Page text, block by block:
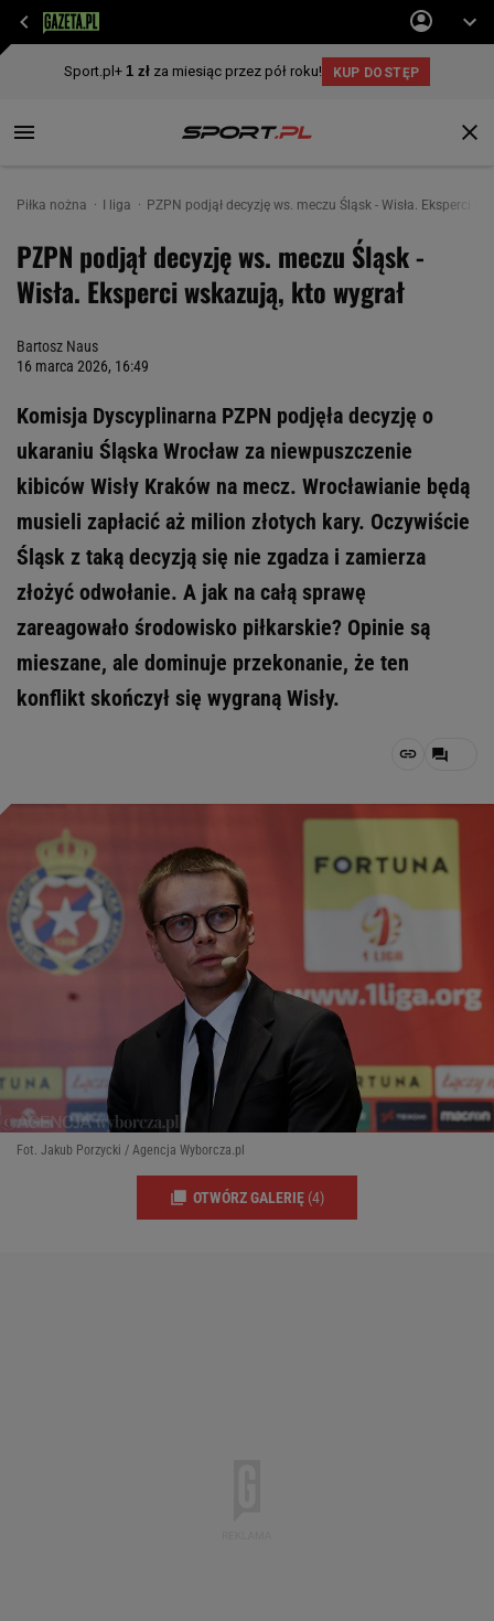
Piłka nożna I liga PZPN podjął decyzję ws. meczu Śląsk - Wisła. Eksperci
PZPN podjął decyzję ws. meczu Śląsk -
Wisła. Eksperci wskazują, kto wygrał
Bartosz Naus
16 marca 2026, 16:49
Komisja Dyscyplinarna PZPN podjęła decyzję o
ukaraniu Śląska Wrocław za niewpuszczenie
kibiców Wisły Kraków na mecz. Wrocławianie będą
musieli zapłacić aż milion złotych kary. Oczywiście
Śląsk z taką decyzją się nie zgadza i zamierza
złożyć odwołanie. A jak na całą sprawę
zareagowało środowisko piłkarskie? Opinie są
mieszane, ale dominuje przekonanie, że ten
konflikt skończył się wygraną Wisły.
Fot. Jakub Porzycki / Agencja Wyborcza.pl
OTWÓRZ GALERIĘ (4)